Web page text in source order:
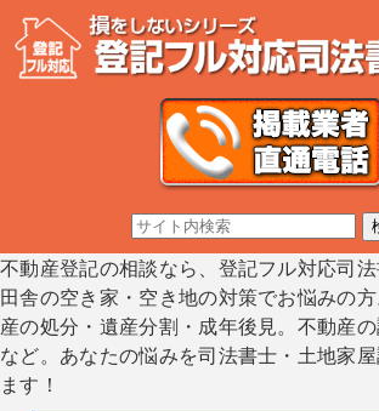
不動産登記の相談なら、登記フル対応司法
田舎の空き家・空き地の対策でお悩みの
産の処分・遺産分割・成年後見。不動産
など。あなたの悩みを司法書士・土地家
ます！